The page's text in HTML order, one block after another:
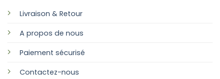
Livraison & Retour
A propos de nous
Paiement sécurisé
Contactez-nous